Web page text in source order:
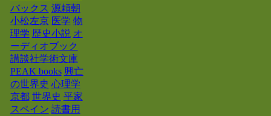
バックス 源頼朝
小松左京 医学 物
理学 歴史小説 オ
ーディオブック
講談社学術文庫
PEAK books 興亡
の世界史 心理学
京都 世界史 平家
スペイン 読書用